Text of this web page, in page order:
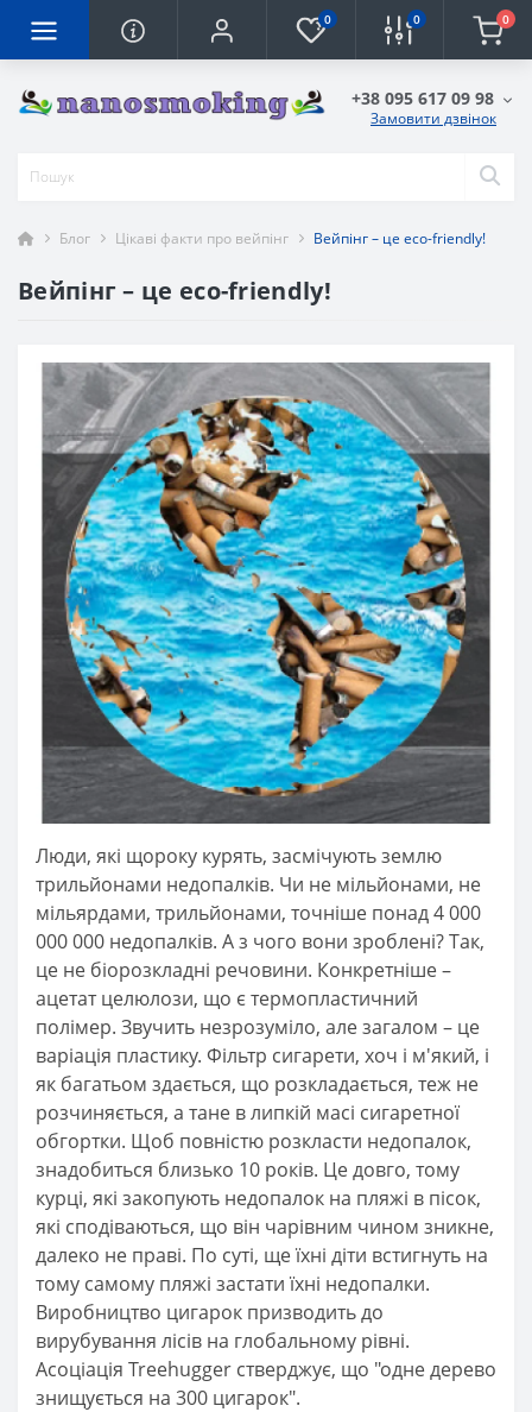
0 0 0
+38 095 617 09 98
Замовити дзвінок
Блог Цікаві факти про вейпінг Вейпінг – це eco-friendly!
Вейпінг – це eco-friendly!
Люди, які щороку курять, засмічують землю
трильйонами недопалків. Чи не мільйонами, не
мільярдами, трильйонами, точніше понад 4 000
000 000 недопалків. А з чого вони зроблені? Так,
це не біорозкладні речовини. Конкретніше –
ацетат целюлози, що є термопластичний
полімер. Звучить незрозуміло, але загалом – це
варіація пластику. Фільтр сигарети, хоч і м'який, і
як багатьом здається, що розкладається, теж не
розчиняється, а тане в липкій масі сигаретної
обгортки. Щоб повністю розкласти недопалок,
знадобиться близько 10 років. Це довго, тому
курці, які закопують недопалок на пляжі в пісок,
які сподіваються, що він чарівним чином зникне,
далеко не праві. По суті, ще їхні діти встигнуть на
тому самому пляжі застати їхні недопалки.
Виробництво цигарок призводить до
вирубування лісів на глобальному рівні.
Асоціація Treehugger стверджує, що "одне дерево
знищується на 300 цигарок".